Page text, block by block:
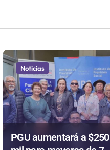
Noticias
PGU aumentará a $250